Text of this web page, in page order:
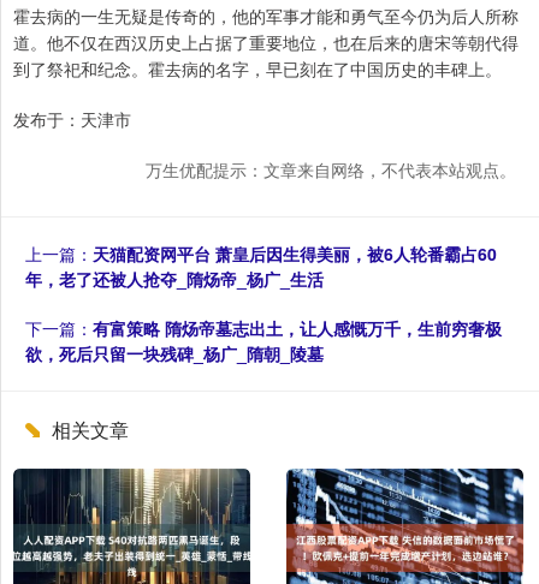
霍去病的一生无疑是传奇的，他的军事才能和勇气至今仍为后人所称
道。他不仅在西汉历史上占据了重要地位，也在后来的唐宋等朝代得
到了祭祀和纪念。霍去病的名字，早已刻在了中国历史的丰碑上。
发布于：天津市
万生优配提示：文章来自网络，不代表本站观点。
上一篇： 天猫配资网平台 萧皇后因生得美丽，被6人轮番霸占60
年，老了还被人抢夺_隋炀帝_杨广_生活
下一篇： 有富策略 隋炀帝墓志出土，让人感慨万千，生前穷奢极
欲，死后只留一块残碑_杨广_隋朝_陵墓
相关文章